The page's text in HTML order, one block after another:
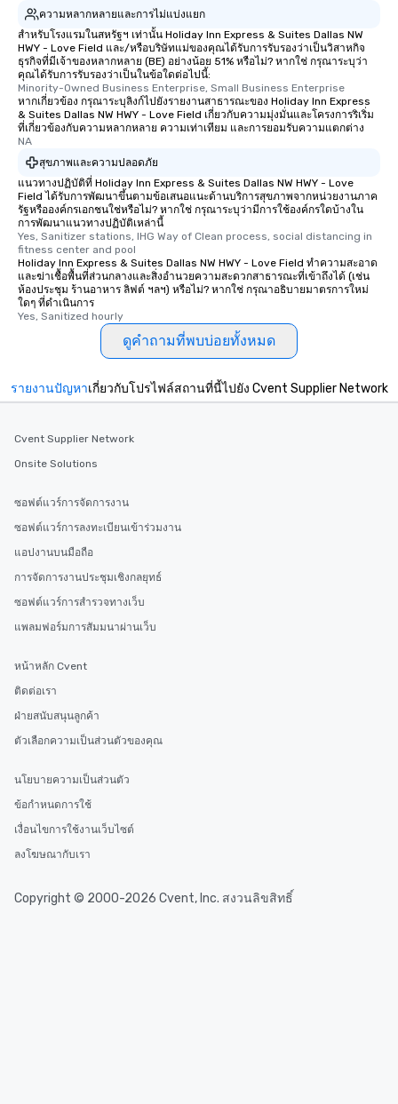
ความหลากหลายและการไม่แบ่งแยก
สำหรับโรงแรมในสหรัฐฯ เท่านั้น Holiday Inn Express & Suites Dallas NW
HWY - Love Field และ/หรือบริษัทแม่ของคุณได้รับการรับรองว่าเป็นวิสาหกิจ
ธุรกิจที่มีเจ้าของหลากหลาย (BE) อย่างน้อย 51% หรือไม่? หากใช่ กรุณาระบุว่า
คุณได้รับการรับรองว่าเป็นในข้อใดต่อไปนี้:
Minority-Owned Business Enterprise, Small Business Enterprise
หากเกี่ยวข้อง กรุณาระบุลิงก์ไปยังรายงานสาธารณะของ Holiday Inn Express
& Suites Dallas NW HWY - Love Field เกี่ยวกับความมุ่งมั่นและโครงการริเริ่ม
ที่เกี่ยวข้องกับความหลากหลาย ความเท่าเทียม และการยอมรับความแตกต่าง
NA
สุขภาพและความปลอดภัย
แนวทางปฏิบัติที่ Holiday Inn Express & Suites Dallas NW HWY - Love
Field ได้รับการพัฒนาขึ้นตามข้อเสนอแนะด้านบริการสุขภาพจากหน่วยงานภาค
รัฐหรือองค์กรเอกชนใช่หรือไม่? หากใช่ กรุณาระบุว่ามีการใช้องค์กรใดบ้างใน
การพัฒนาแนวทางปฏิบัติเหล่านี้
Yes, Sanitizer stations, IHG Way of Clean process, social distancing in
fitness center and pool
Holiday Inn Express & Suites Dallas NW HWY - Love Field ทำความสะอาด
และฆ่าเชื้อพื้นที่ส่วนกลางและสิ่งอำนวยความสะดวกสาธารณะที่เข้าถึงได้ (เช่น
ห้องประชุม ร้านอาหาร ลิฟต์ ฯลฯ) หรือไม่? หากใช่ กรุณาอธิบายมาตรการใหม่
ใดๆ ที่ดำเนินการ
Yes, Sanitized hourly
ดูคำถามที่พบบ่อยทั้งหมด
รายงานปัญหาเกี่ยวกับโปรไฟล์สถานที่นี้ไปยัง Cvent Supplier Network
Cvent Supplier Network
Onsite Solutions
ซอฟต์แวร์การจัดการงาน
ซอฟต์แวร์การลงทะเบียนเข้าร่วมงาน
แอปงานบนมือถือ
การจัดการงานประชุมเชิงกลยุทธ์
ซอฟต์แวร์การสำรวจทางเว็บ
แพลมฟอร์มการสัมมนาผ่านเว็บ
หน้าหลัก Cvent
ติดต่อเรา
ฝ่ายสนับสนุนลูกค้า
ตัวเลือกความเป็นส่วนตัวของคุณ
นโยบายความเป็นส่วนตัว
ข้อกำหนดการใช้
เงื่อนไขการใช้งานเว็บไซต์
ลงโฆษณากับเรา
Copyright © 2000-2026 Cvent, Inc. สงวนลิขสิทธิ์